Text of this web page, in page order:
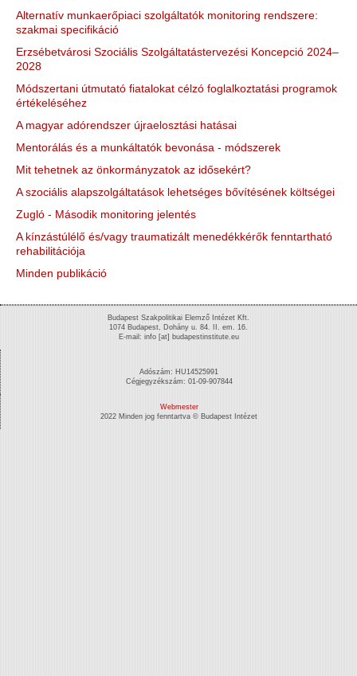
Alternatív munkaerőpiaci szolgáltatók monitoring rendszere:
szakmai specifikáció
Erzsébetvárosi Szociális Szolgáltatástervezési Koncepció 2024–
2028
Módszertani útmutató fiatalokat célzó foglalkoztatási programok
értékeléséhez
A magyar adórendszer újraelosztási hatásai
Mentorálás és a munkáltatók bevonása - módszerek
Mit tehetnek az önkormányzatok az idősekért?
A szociális alapszolgáltatások lehetséges bővítésének költségei
Zugló - Második monitoring jelentés
A kínzástúlélő és/vagy traumatizált menedékkérők fenntartható
rehabilitációja
Minden publikáció
Budapest Szakpolitikai Elemző Intézet Kft.
1074 Budapest, Dohány u. 84. II. em. 16.
E-mail: info [at] budapestinstitute.eu
Adószám: HU14525991
Cégjegyzékszám: 01-09-907844
Webmester
2022 Minden jog fenntartva © Budapest Intézet